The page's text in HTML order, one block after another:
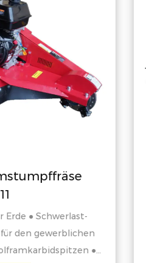
mit 10″-Schaufel
MIT 10" EIMER ◆MODELL
◆EIMERSCHAUKELN
ECHT
Details anzeigen